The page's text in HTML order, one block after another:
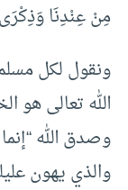
مِنْ عِنْدِنَا وَذِكْرَى
ونقول لكل
الله تعالى هو
وصدق الله
والذي يهون